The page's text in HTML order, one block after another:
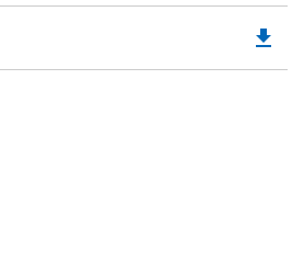
file_download